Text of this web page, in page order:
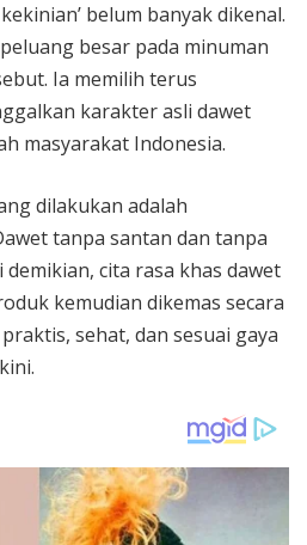
belum banyak dikenal.
besar pada minuman
Ia memilih terus
karakter asli dawet
masyarakat Indonesia.
dilakukan adalah
tanpa santan dan tanpa
cita rasa khas dawet
kemudian dikemas secara
sehat, dan sesuai gaya